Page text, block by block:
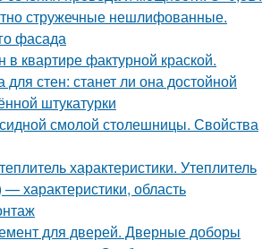
стружечные нешлифованные.
фасада
в квартире фактурной краской.
для стен: станет ли она достойной
штукатурки
смолой столешницы. Свойства
характеристики. Утеплитель
характеристики, область
для дверей. Дверные доборы